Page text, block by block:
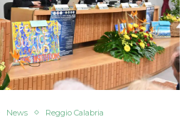
News Reggio Calabria